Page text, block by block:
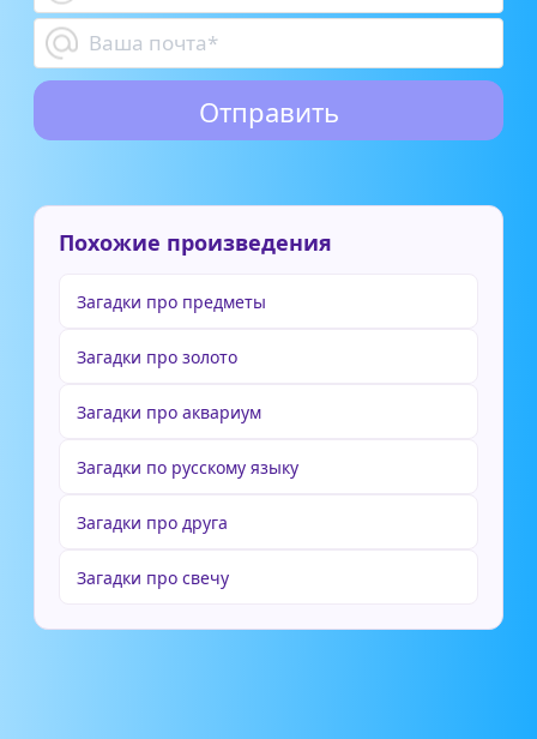
Похожие произведения
Загадки про предметы
Загадки про золото
Загадки про аквариум
Загадки по русскому языку
Загадки про друга
Загадки про свечу